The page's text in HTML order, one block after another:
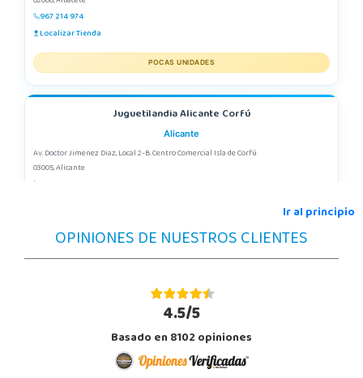
967 214 974
Localizar Tienda
POCAS UNIDADES
Juguetilandia Alicante Corfú
Alicante
Av. Doctor Jimenez Diaz, Local 2-B. Centro Comercial Isla de Corfú
03005, Alicante
Juguetilandia Andújar
Jaén
Ir al principio
OPINIONES DE NUESTROS CLIENTES
4.5/5
Basado en 8102 opiniones